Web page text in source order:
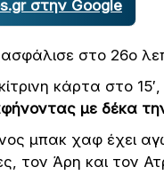
στην Google
στο 26ο
κάρτα στο
με δέκα
μπακ χαφ έχει
τον Άρη και τον